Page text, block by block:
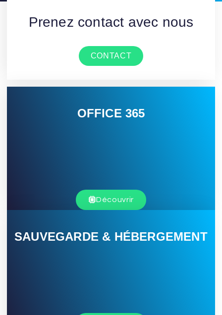
Prenez contact avec nous
CONTACT
OFFICE 365
Découvrir
SAUVEGARDE & HÉBERGEMENT